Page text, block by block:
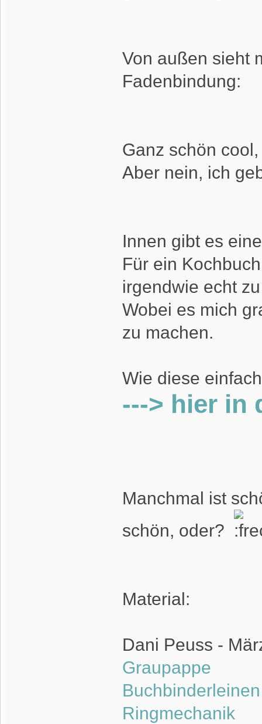
Von außen sieht
Fadenbindung:
Ganz schön
Aber nein, ich
Innen gibt es
Für ein
irgendwie echt
Wobei es mich
zu machen.
Wie diese
---> hier in
Manchmal ist
schön, oder?
Material:
Dani Peuss -
Graupappe
Buchbinderleinen
Ringmechanik